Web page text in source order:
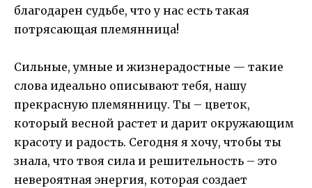
благодарен судьбе, что у нас есть такая
потрясающая племянница!
Сильные, умные и жизнерадостные — такие
слова идеально описывают тебя, нашу
прекрасную племянницу. Ты – цветок,
который весной растет и дарит окружающим
красоту и радость. Сегодня я хочу, чтобы ты
знала, что твоя сила и решительность – это
невероятная энергия, которая создает